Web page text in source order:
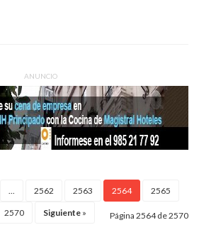
ANUNCIO
2562 2563 2564 2565
2570 Siguiente » Página 2564 de 2570